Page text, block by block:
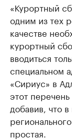
«Курортный
одним из тех
качестве
курортный
вводиться
специальном
«Сириус» в
этот
добавив, что
простая.